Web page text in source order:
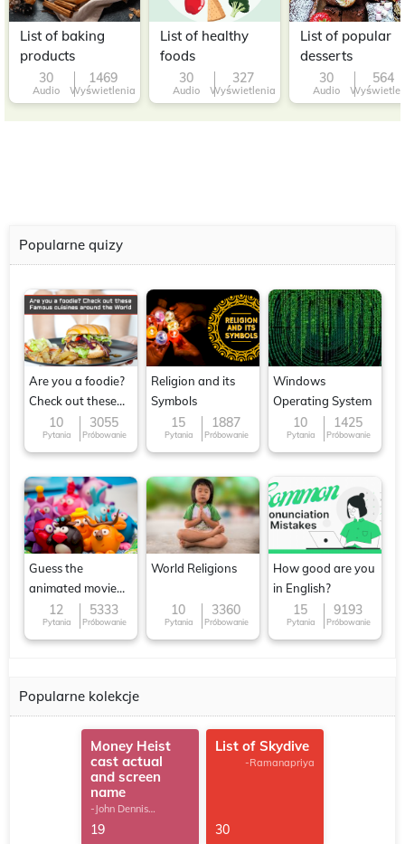
List of baking
products
30
Audio
1469
Wyświetlenia
List of healthy
foods
30
Audio
327
Wyświetlenia
List of popular
desserts
30
Audio
564
Popularne quizy
Are you a foodie?
Check out these
Famous cuisines
around the World
10
Pytania
3055
Próbowanie
Religion and its
Symbols
15
Pytania
1887
Próbowanie
Windows
Operating System
10
Pytania
1425
Próbowanie
Guess the
animated movie
character
12
Pytania
5333
Próbowanie
World Religions
10
Pytania
3360
Próbowanie
How good are you
in English?
15
Pytania
9193
Próbowanie
Popularne kolekcje
Money Heist
cast actual
and screen
name
-John Dennis
19
List of Skydive
-Ramanapriya
30